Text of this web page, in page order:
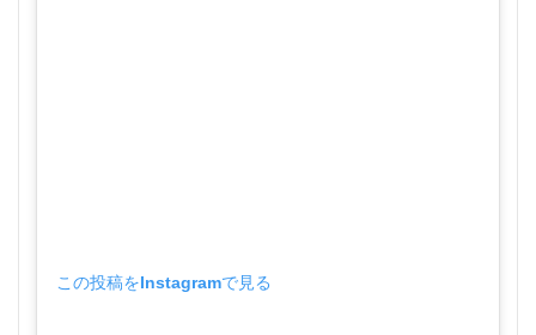
この投稿をInstagramで見る